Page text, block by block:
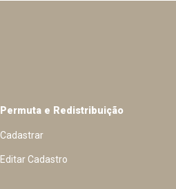
Permuta e Redistribuição
Cadastrar
Editar Cadastro